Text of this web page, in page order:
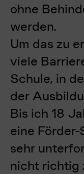
ohne
werden.
Um das zu
viele
Schule, in
der
Bis ich 18
eine
sehr
nicht richtig